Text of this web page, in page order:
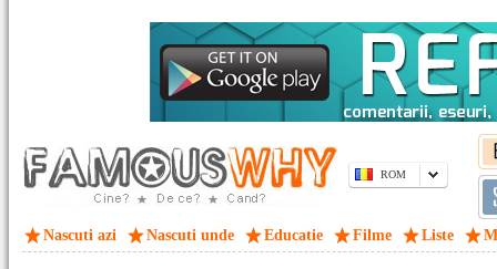
ROM
Nascuti azi Nascuti unde Educatie Filme Liste